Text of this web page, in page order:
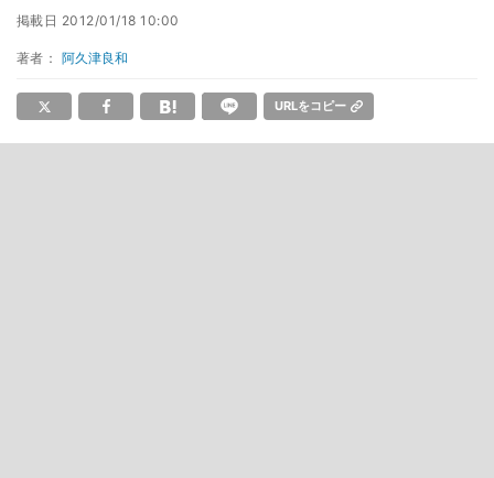
掲載日 2012/01/18 10:00
著者： 阿久津良和
URLをコピー